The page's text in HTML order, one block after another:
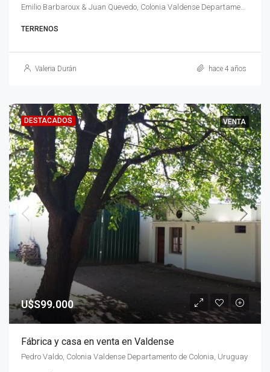
Emilio Barbaroux & Juan Quevedo, Colonia Valdense Departamento de Colonia, Uruguay
TERRENOS
Valeria Durán hace 4 años
DESTACADOS VENTA
U$S99.000
Fábrica y casa en venta en Valdense
Pedro Valdo, Colonia Valdense Departamento de Colonia, Uruguay